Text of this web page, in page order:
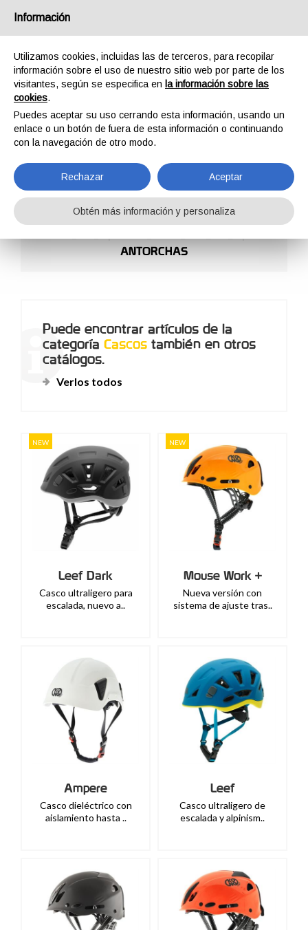
CASCOS
ANTORCHAS
Puede encontrar artículos de la
categoría Cascos también en otros
catálogos.
Verlos todos
NEW
Leef Dark
Casco ultraligero para
escalada, nuevo a..
NEW
Mouse Work +
Nueva versión con
sistema de ajuste tras..
Ampere
Casco dieléctrico con
aislamiento hasta ..
Leef
Casco ultraligero de
escalada y alpinism..
Información
Utilizamos cookies, incluidas las de terceros, para recopilar
información sobre el uso de nuestro sitio web por parte de los
visitantes, según se especifica en la información sobre las
cookies.
Puedes aceptar su uso cerrando esta información, usando un
enlace o un botón de fuera de esta información o continuando
con la navegación de otro modo.
Rechazar Aceptar
Obtén más información y personaliza